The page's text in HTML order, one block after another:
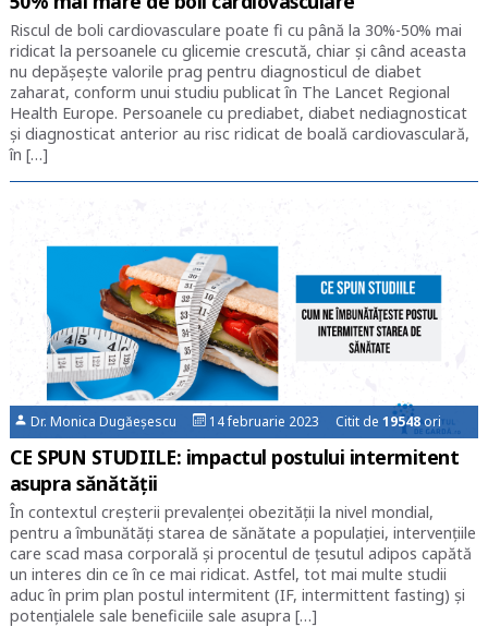
Riscul de boli cardiovasculare poate fi cu până la 30%-50% mai
ridicat la persoanele cu glicemie crescută, chiar şi când aceasta
nu depăşeşte valorile prag pentru diagnosticul de diabet
zaharat, conform unui studiu publicat în The Lancet Regional
Health Europe. Persoanele cu prediabet, diabet nediagnosticat
și diagnosticat anterior au risc ridicat de boală cardiovasculară,
în […]
Dr. Monica Dugăeșescu 14 februarie 2023 Citit de19548ori
CE SPUN STUDIILE: impactul postului intermitent
asupra sănătății
În contextul creşterii prevalenţei obezităţii la nivel mondial,
pentru a îmbunătăţi starea de sănătate a populaţiei, intervenţiile
care scad masa corporală şi procentul de ţesutul adipos capătă
un interes din ce în ce mai ridicat. Astfel, tot mai multe studii
aduc în prim plan postul intermitent (IF, intermittent fasting) şi
potenţialele sale beneficiile sale asupra […]